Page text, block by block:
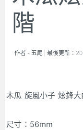
階
作者 - 五尾 | 最後更新：
木瓜 旋風小子 炫鋒
尺寸：56mm